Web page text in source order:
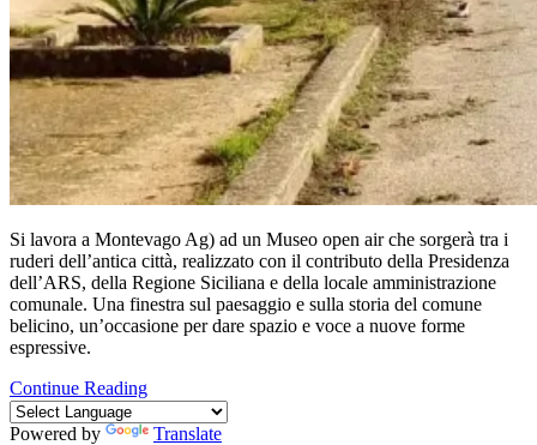
Si lavora a Montevago Ag) ad un Museo open air che sorgerà tra i
ruderi dell’antica città, realizzato con il contributo della Presidenza
dell’ARS, della Regione Siciliana e della locale amministrazione
comunale. Una finestra sul paesaggio e sulla storia del comune
belicino, un’occasione per dare spazio e voce a nuove forme
espressive.
Continue Reading
Powered by Translate